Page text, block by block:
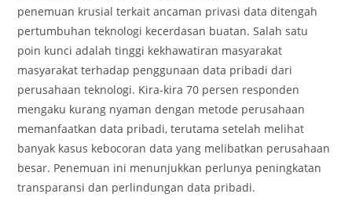
penemuan krusial terkait ancaman privasi data ditengah
pertumbuhan teknologi kecerdasan buatan. Salah satu
poin kunci adalah tinggi kekhawatiran masyarakat
masyarakat terhadap penggunaan data pribadi dari
perusahaan teknologi. Kira-kira 70 persen responden
mengaku kurang nyaman dengan metode perusahaan
memanfaatkan data pribadi, terutama setelah melihat
banyak kasus kebocoran data yang melibatkan perusahaan
besar. Penemuan ini menunjukkan perlunya peningkatan
transparansi dan perlindungan data pribadi.